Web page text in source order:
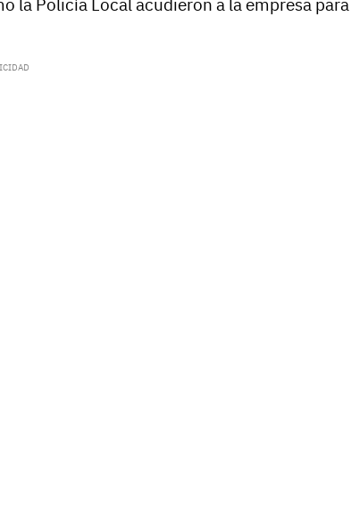
la Policía Local acudieron a la empresa para